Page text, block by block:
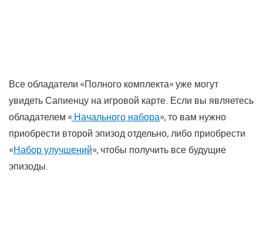
Все обладатели «Полного комплекта» уже могут
увидеть Сапиенцу на игровой карте. Если вы являетесь
обладателем « Начального набора», то вам нужно
приобрести второй эпизод отдельно, либо приобрести
«Набор улучшений», чтобы получить все будущие
эпизоды.